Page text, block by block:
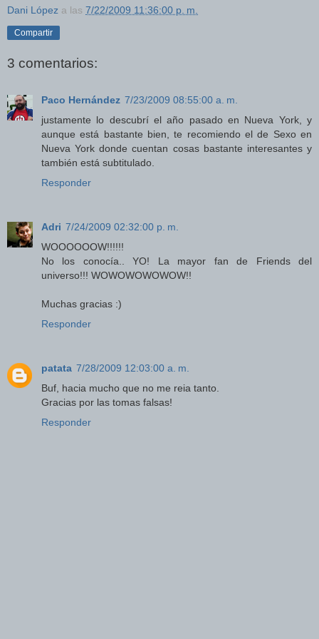
Dani López a las 7/22/2009 11:36:00 p. m.
Compartir
3 comentarios:
Paco Hernández 7/23/2009 08:55:00 a. m.
justamente lo descubrí el año pasado en Nueva York, y
aunque está bastante bien, te recomiendo el de Sexo en
Nueva York donde cuentan cosas bastante interesantes y
también está subtitulado.
Responder
Adri 7/24/2009 02:32:00 p. m.
WOOOOOOW!!!!!!
No los conocía.. YO! La mayor fan de Friends del
universo!!! WOWOWOWOWOW!!
Muchas gracias :)
Responder
patata 7/28/2009 12:03:00 a. m.
Buf, hacia mucho que no me reia tanto.
Gracias por las tomas falsas!
Responder